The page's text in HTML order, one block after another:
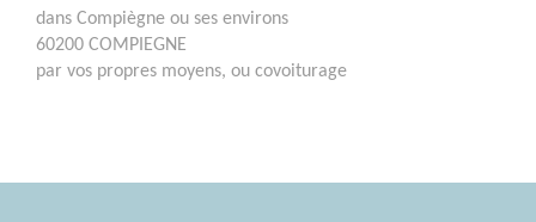
dans Compiègne ou ses environs
60200 COMPIEGNE
par vos propres moyens, ou covoiturage